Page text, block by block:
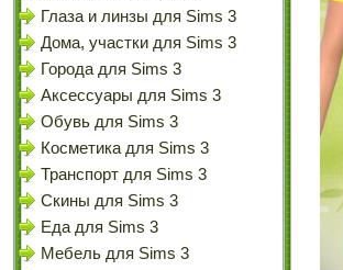
Глаза и линзы для Sims 3
Дома, участки для Sims 3
Города для Sims 3
Аксессуары для Sims 3
Обувь для Sims 3
Косметика для Sims 3
Транспорт для Sims 3
Скины для Sims 3
Еда для Sims 3
Мебель для Sims 3